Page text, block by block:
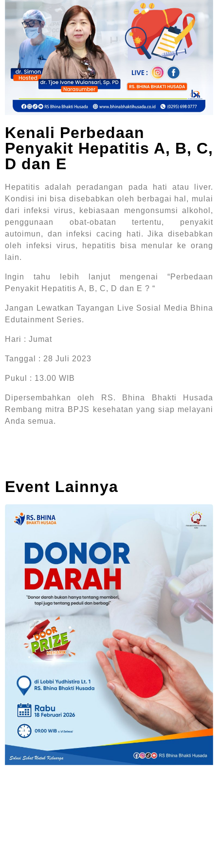
Kenali Perbedaan
Penyakit Hepatitis A, B, C,
D dan E
Hepatitis adalah peradangan pada hati atau liver.
Kondisi ini bisa disebabkan oleh berbagai hal, mulai
dari infeksi virus, kebiasaan mengonsumsi alkohol,
penggunaan obat-obatan tertentu, penyakit
autoimun, dan infeksi cacing hati. Jika disebabkan
oleh infeksi virus, hepatitis bisa menular ke orang
lain.
Ingin tahu lebih lanjut mengenai “Perbedaan
Penyakit Hepatitis A, B, C, D dan E ? “
Jangan Lewatkan Tayangan Live Sosial Media Bhina
Edutainment Series.
Hari : Jumat
Tanggal : 28 Juli 2023
Pukul : 13.00 WIB
Dipersembahkan oleh RS. Bhina Bhakti Husada
Rembang mitra BPJS kesehatan yang siap melayani
Anda semua.
Event Lainnya